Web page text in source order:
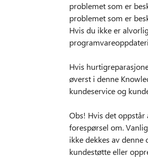
problemet som er
problemet som er
Hvis du ikke er
Hvis
øverst i denne
kundeservice og
Obs! Hvis det
forespørsel om.
ikke dekkes av
kundestøtte eller